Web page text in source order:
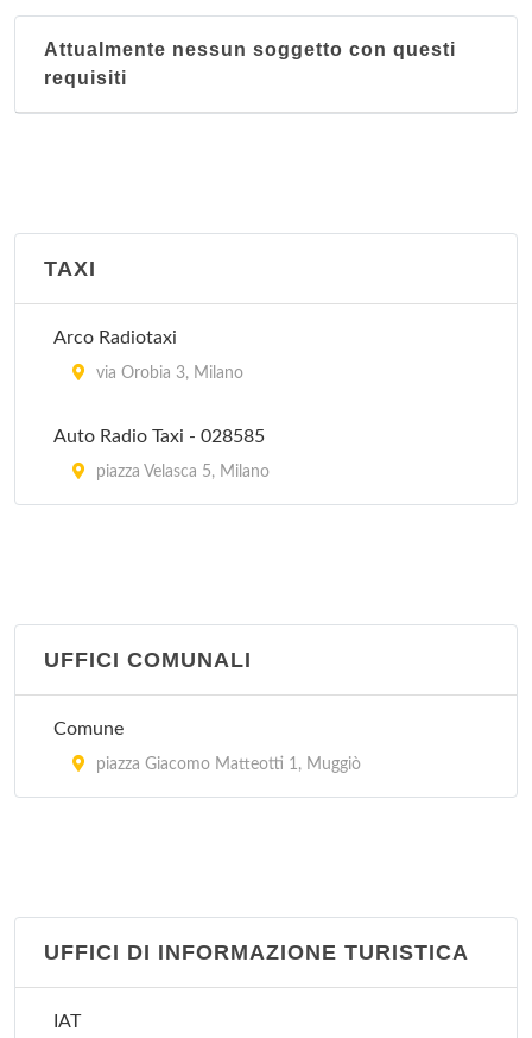
Loreto
Attualmente nessun soggetto con questi
requisiti
TAXI
Arco Radiotaxi
via Orobia 3, Milano
Auto Radio Taxi - 028585
piazza Velasca 5, Milano
UFFICI COMUNALI
Comune
piazza Giacomo Matteotti 1, Muggiò
UFFICI DI INFORMAZIONE TURISTICA
IAT